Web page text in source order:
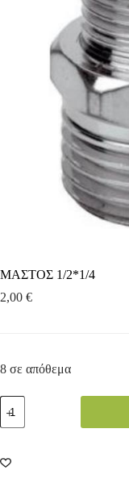
ΜΑΣΤΟΣ 1/2*1/4
2,00 €
8 σε απόθεμα